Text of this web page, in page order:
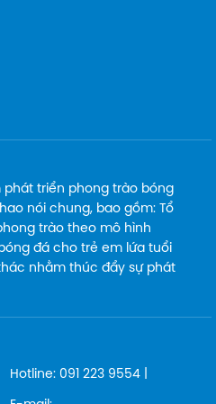
triển phong trào bóng
nói chung, bao gồm: Tổ
trào theo mô hình
đá cho trẻ em lứa tuổi
nhằm thúc đẩy sự phát
Hotline: 091 223 9554 |